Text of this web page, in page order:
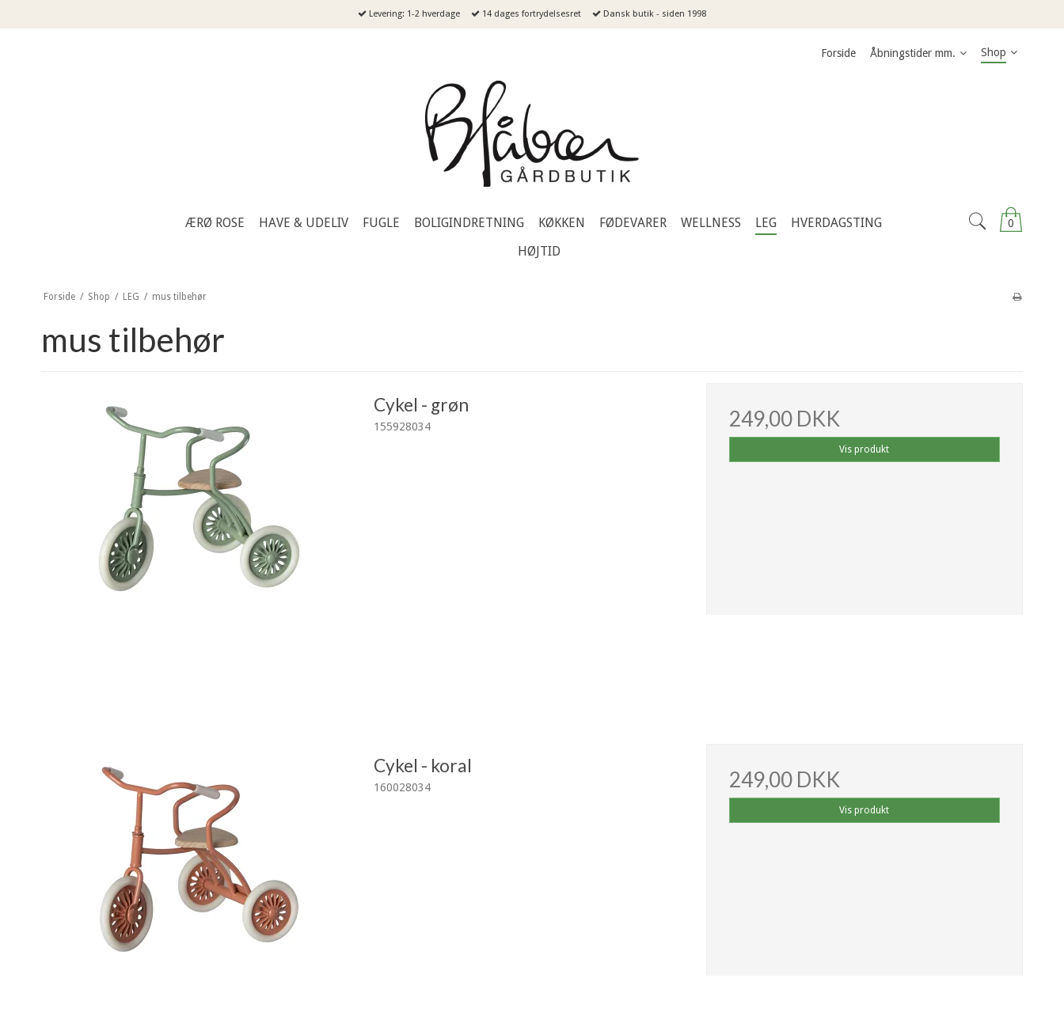
Levering: 1-2 hverdage 14 dages fortrydelsesret Dansk butik - siden 1998
Forside Åbningstider mm. Shop
0
ÆRØ ROSE HAVE & UDELIV FUGLE BOLIGINDRETNING KØKKEN FØDEVARER WELLNESS LEG
HVERDAGSTING
HØJTID
Forside / Shop / LEG / mus tilbehør
mus tilbehør
Cykel - grøn
155928034 249,00 DKK
Vis produkt
Cykel - koral
160028034 249,00 DKK
Vis produkt